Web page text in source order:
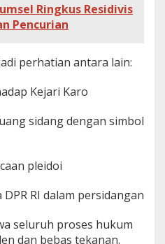
Ringkus Residivis
Pencurian
perhatian antara lain:
Kejari Karo
sidang dengan simbol
pleidoi
RI dalam persidangan
seluruh proses hukum
dan bebas tekanan.